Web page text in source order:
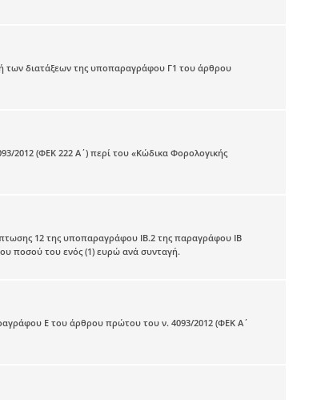
διατάξεων της υποπαραγράφου Γ1 του άρθρου
2012 (ΦΕΚ 222 Α΄) περί του «Κώδικα Φορολογικής
12 της υποπαραγράφου IB.2 της παραγράφου IB
ποσού του ενός (1) ευρώ ανά συνταγή.
Ε του άρθρου πρώτου του ν. 4093/2012 (ΦΕΚ Α΄